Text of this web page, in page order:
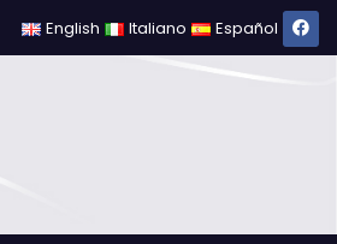
English Italiano Español